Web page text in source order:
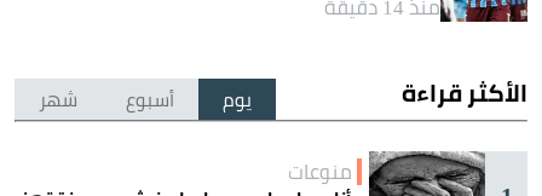
الأكثر قراءة يوم أسبوع شهر
منوعات